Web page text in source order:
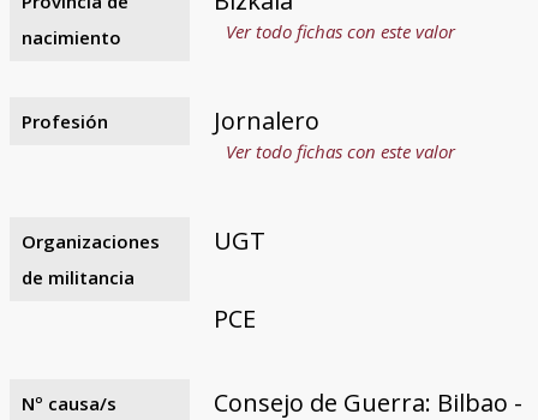
nacimiento
Ver todo fichas con este valor
Profesión Jornalero
Ver todo fichas con este valor
Organizaciones
de militancia
UGT
PCE
Nº causa/s
Consejo de Guerra: Bilbao -